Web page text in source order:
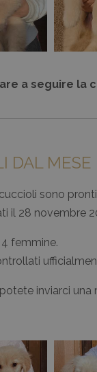
a seguire la
DAL
sono
il 28 novembre
femmine.
inviarci